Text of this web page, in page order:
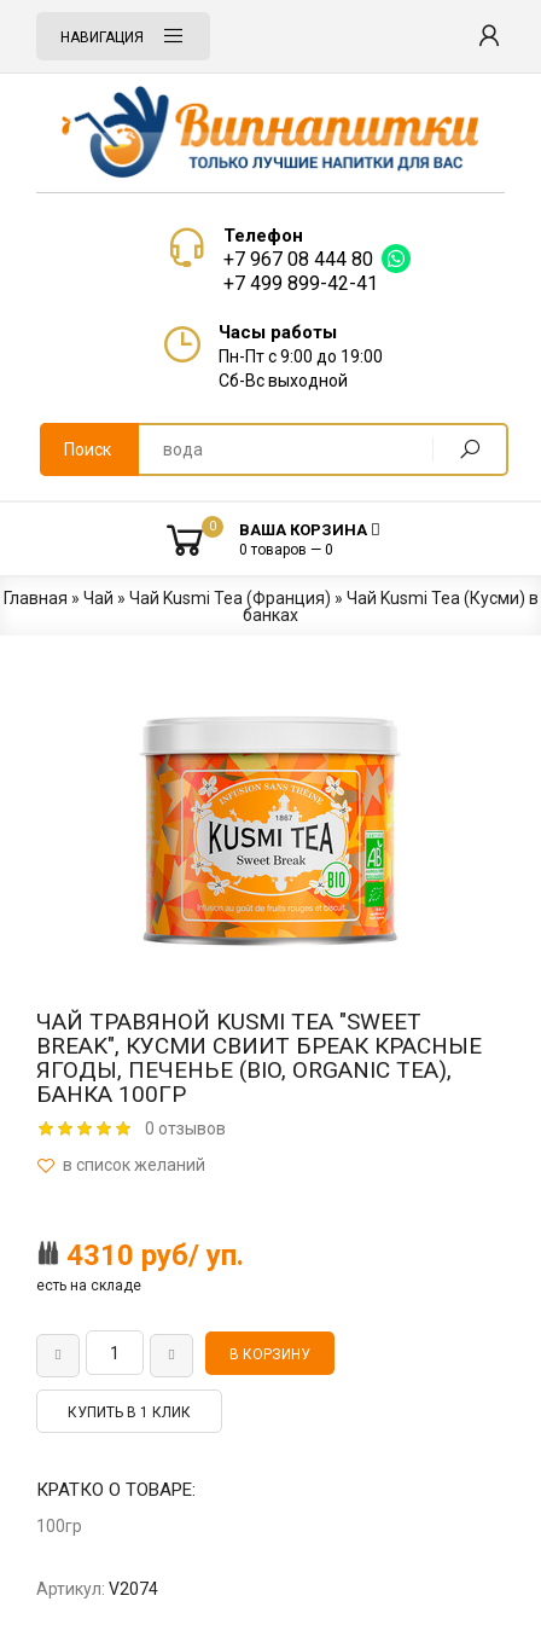
НАВИГАЦИЯ
Телефон
+7 967 08 444 80
+7 499 899-42-41
Часы работы
Пн-Пт с 9:00 до 19:00
Сб-Вс выходной
Поиск
0 ВАША КОРЗИНА
0 товаров — 0
Главная » Чай » Чай Kusmi Tea (Франция) » Чай Kusmi Tea (Кусми) в
банках
ЧАЙ ТРАВЯНОЙ KUSMI TEA "SWEET
BREAK", КУСМИ СВИИТ БРЕАК КРАСНЫЕ
ЯГОДЫ, ПЕЧЕНЬЕ (BIO, ORGANIC TEA),
БАНКА 100ГР
0 отзывов
4310 руб/ уп.
есть на складе
КУПИТЬ В 1 КЛИК
КРАТКО О ТОВАРЕ:
100гр
Артикул: V2074